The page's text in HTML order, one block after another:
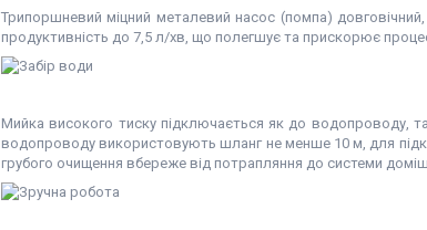
Трипоршневий міцний металевий насос (помпа)
продуктивність до 7,5 л/хв, що полегшує та прискорює
Мийка високого тиску підключається як до водопроводу,
водопроводу використовують шланг не менше 10 м, для
грубого очищення вбереже від потрапляння до системи